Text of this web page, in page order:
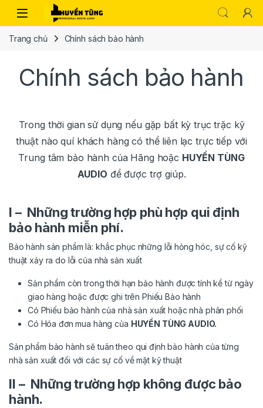
Trang chủ Chính sách bảo hành
Chính sách bảo hành
Trong thời gian sử dụng nếu gặp bất kỳ trục trặc kỹ
thuật nào quí khách hàng có thể liên lạc trực tiếp với
Trung tâm bảo hành của Hãng hoặc HUYỀN TÙNG
AUDIO để được trợ giúp.
I – Những trường hợp phù hợp qui định
bảo hành miễn phí.
Bảo hành sản phẩm là: khắc phục những lỗi hỏng hóc, sự cố kỹ
thuật xảy ra do lỗi của nhà sản xuất
Sản phẩm còn trong thời hạn bảo hành được tính kể từ ngày
giao hàng hoặc được ghi trên Phiếu Bảo hành
Có Phiếu bảo hành của nhà sản xuất hoặc nhà phân phối
Có Hóa đơn mua hàng của HUYỀN TÙNG AUDIO.
Sản phẩm bảo hành sẽ tuân theo qui định bảo hành của từng
nhà sản xuất đối với các sự cố về mặt kỹ thuật
II – Những trường hợp không được bảo
hành.